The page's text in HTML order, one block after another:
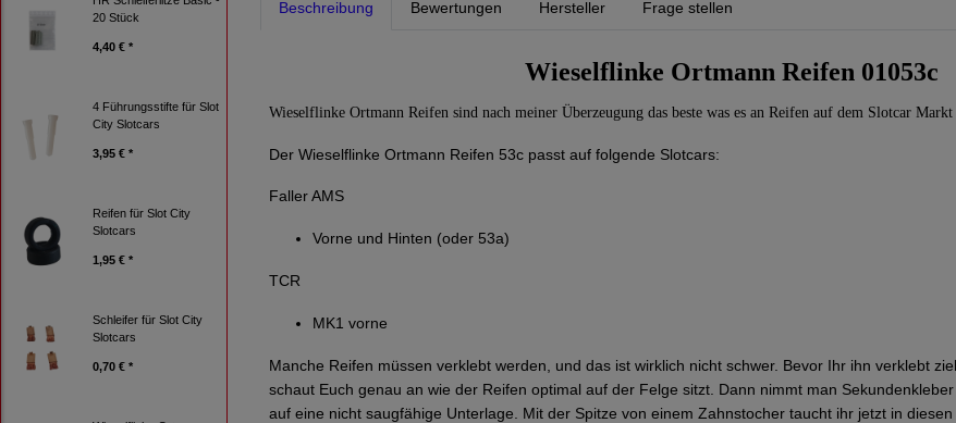
20 Stück
4,40 € *
4 Führungsstifte für Slot
City Slotcars
3,95 € *
Reifen für Slot City
Slotcars
1,95 € *
Schleifer für Slot City
Slotcars
0,70 € *
Beschreibung Bewertungen Hersteller Frage stellen
Wieselflinke Ortmann Reifen 01053c
Wieselflinke Ortmann Reifen sind nach meiner Überzeugung das beste was es an Reifen auf dem Slotcar
Der Wieselflinke Ortmann Reifen 53c passt auf folgende Slotcars:
Faller AMS
Vorne und Hinten (oder 53a)
TCR
MK1 vorne
Manche Reifen müssen verklebt werden, und das ist wirklich nicht schwer. Bevor Ihr ihn verklebt
schaut Euch genau an wie der Reifen optimal auf der Felge sitzt. Dann nimmt man
auf eine nicht saugfähige Unterlage. Mit der Spitze von einem Zahnstocher taucht ihr jetzt in